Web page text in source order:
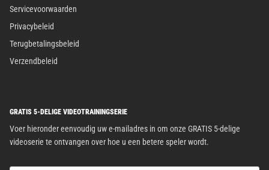
Servicevoorwaarden
Privacybeleid
Terugbetalingsbeleid
Verzendbeleid
GRATIS 5-DELIGE VIDEOTRAININGSERIE
Voer hieronder eenvoudig uw e-mailadres in om onze GRATIS 5-delige
videoserie te ontvangen over hoe u een betere speler wordt.